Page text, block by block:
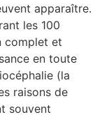
apparaître.
les 100
complet et
en toute
(la
raisons de
souvent